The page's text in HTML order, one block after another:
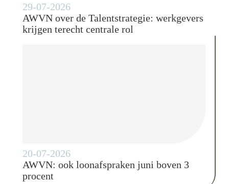
29-07-2026
AWVN over de Talentstrategie: werkgevers
krijgen terecht centrale rol
20-07-2026
AWVN: ook loonafspraken juni boven 3
procent